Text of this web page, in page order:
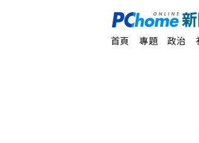
首頁 專題 政治